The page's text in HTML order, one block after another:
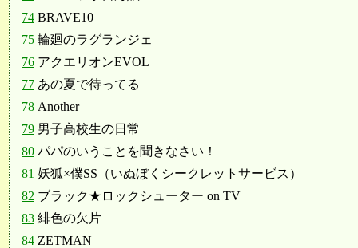
74 BRAVE10
75 輪廻のラグランジェ
76 アクエリオンEVOL
77 あの夏で待ってる
78 Another
79 男子高校生の日常
80 パパのいうことを聞きなさい！
81 妖狐×僕SS（いぬぼくシークレットサービス）
82 ブラック★ロックシューター on TV
83 緋色の欠片
84 ZETMAN